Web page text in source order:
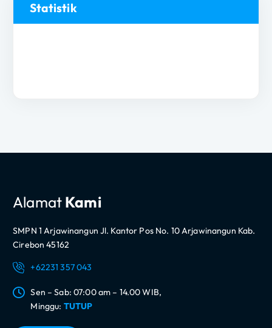
Statistik
AlamatKami
SMPN 1 Arjawinangun Jl. Kantor Pos No. 10 Arjawinangun Kab.
Cirebon 45162
+62231 357 043
Sen – Sab: 07:00 am – 14.00 WIB,
Minggu: TUTUP